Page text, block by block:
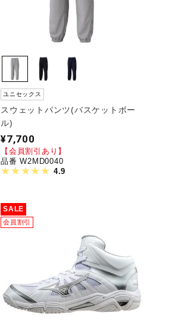
ユニセックス
スウェットパンツ(バスケットボー
ル)
¥7,700
【会員割引あり】
品番 W2MD0040
4.9
SALE
会員割引